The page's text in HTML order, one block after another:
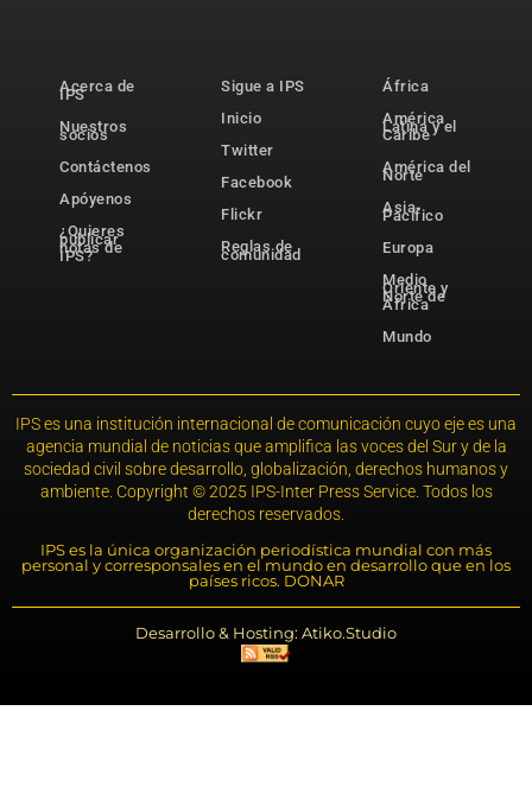
Acerca de
IPS
Nuestros
socios
Contáctenos
Apóyenos
¿Quieres
publicar
notas de
IPS?
Sigue a IPS
Inicio
Twitter
Facebook
Flickr
Reglas de
comunidad
África
América
Latina y el
Caribe
América del
Norte
Asia-
Pacífico
Europa
Medio
Oriente y
Norte de
África
Mundo
IPS es una institución internacional de comunicación cuyo eje es una
agencia mundial de noticias que amplifica las voces del Sur y de la
sociedad civil sobre desarrollo, globalización, derechos humanos y
ambiente. Copyright © 2025 IPS-Inter Press Service. Todos los
derechos reservados.
IPS es la única organización periodística mundial con más
personal y corresponsales en el mundo en desarrollo que en los
países ricos. DONAR
Desarrollo & Hosting: Atiko.Studio